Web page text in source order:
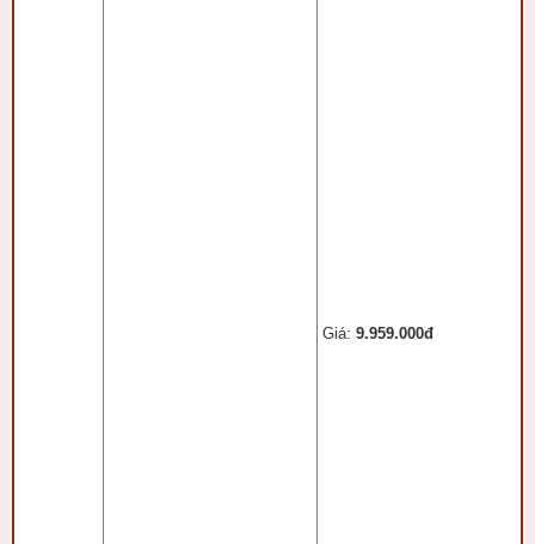
Giá: 9.959.000đ